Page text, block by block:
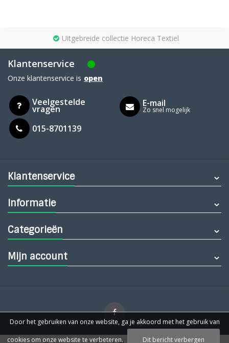
Uitgebreide collectie Horeca Textiel
Klantenservice
Onze klantenservice is open
Veelgestelde
vragen
015-8701139
E-mail
Zo snel mogelijk
Klantenservice
Informatie
Categorieën
Mijn account
Door het gebruiken van onze website, ga je akkoord met het gebruik van
cookies om onze website te verbeteren. Dit bericht verbergen